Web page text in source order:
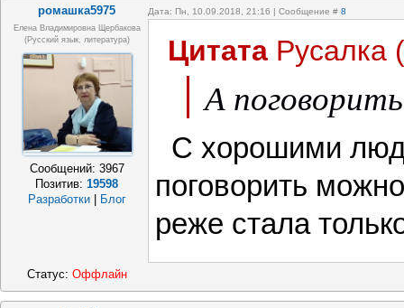
ромашка5975 Дата: Пн, 10.09.2018, 21:16 | Сообщение # 8
Елена Владимировна Щербакова
(русский язык, литература)
Сообщений: 3967
Позитив:19598
Разработки
Блог
Цитата Русалка (
А
С хорошими
поговорить
реже стала
Статус: Оффлайн